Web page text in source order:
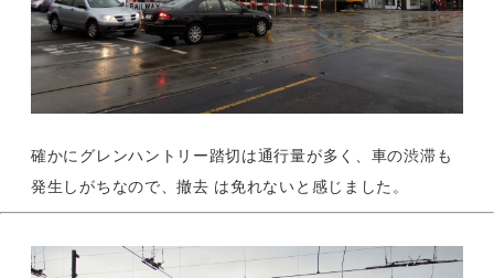
確かにグレンハントリー踏切は通行量が多く、車の渋滞も
発生しがちなので、撤去 は免れないと感じました。